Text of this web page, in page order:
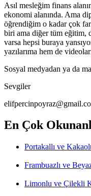
Asıl mesleğim finans
ekonomi alanında. Ama
öğrendiğim o kadar çok
biri ama diğer tüm eğitim,
varsa hepsi buraya
yazılarıma hem de
Sosyal medyadan ya da
Sevgiler
En Çok
Portakallı ve
Frambuazlı ve
Limonlu ve Çilekli